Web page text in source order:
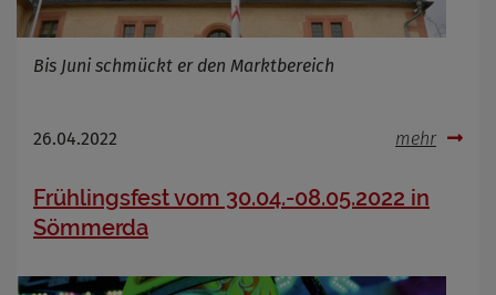
Bis Juni schmückt er den Marktbereich
26.04.2022 mehr
Frühlingsfest vom 30.04.-08.05.2022 in
Sömmerda